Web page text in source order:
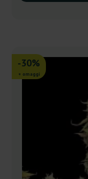
-30%
+ omaggi